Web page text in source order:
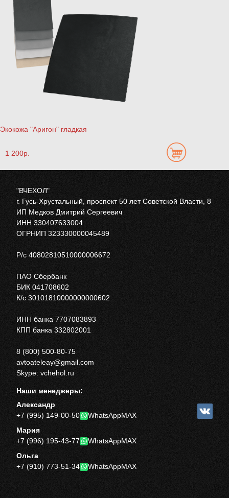
Экокожа "Аригон" гладкая
1 200р.
"ВЧЕХОЛ"
г. Гусь-Хрустальный, проспект 50 лет Советской Власти, 8
ИП Медков Дмитрий Сергеевич
ИНН 330407633004
ОГРНИП 323330000045489
Р/с 40802810510000006672
ПАО Сбербанк
БИК 041708602
К/с 30101810000000000602
ИНН банка 7707083893
КПП банка 332802001
8 (800) 500-80-75
avtoateleay@gmail.com
Skype: vchehol.ru
Наши менеджеры:
Александр
+7 (995) 149-00-50
WhatsAppMAX
Мария
+7 (996) 195-43-77
WhatsAppMAX
Ольга
+7 (910) 773-51-34
WhatsAppMAX